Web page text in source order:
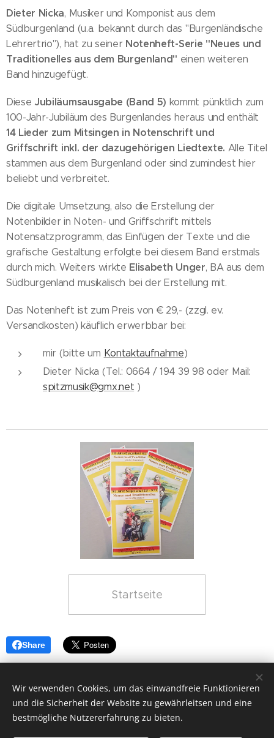
Dieter Nicka, Musiker und Komponist aus dem
Südburgenland (u.a. bekannt durch das "Burgenländische
Lehrertrio"), hat zu seiner Notenheft-Serie "Neues und
Traditionelles aus dem Burgenland" einen weiteren
Band hinzugefügt.
Diese Jubiläumsausgabe (Band 5) kommt pünktlich zum
100-Jahr-Jubiläum des Burgenlandes heraus und enthält
14 Lieder zum Mitsingen in Notenschrift und
Griffschrift inkl. der dazugehörigen Liedtexte. Alle Titel
stammen aus dem Burgenland oder sind zumindest hier
beliebt und verbreitet.
Die digitale Umsetzung, also die Erstellung der
Notenbilder in Noten- und Griffschrift mittels
Notensatzprogramm, das Einfügen der Texte und die
grafische Gestaltung erfolgte bei diesem Band erstmals
durch mich. Weiters wirkte Elisabeth Unger, BA aus dem
Südburgenland musikalisch bei der Erstellung mit.
Das Notenheft ist zum Preis von € 29,- (zzgl. ev.
Versandkosten) käuflich erwerbbar bei:
mir (bitte um Kontaktaufnahme)
Dieter Nicka (Tel.: 0664 / 194 39 98 oder Mail:
spitzmusik@gmx.net )
Startseite
Share
© 2026 Jürgens Musi-Simperl / Jürgen Stampfel, Burgenland
Wir verwenden Cookies, um das einwandfreie Funktionieren
und die Sicherheit der Website zu gewährleitsen und eine
bestmögliche Nutzererfahrung zu bieten.